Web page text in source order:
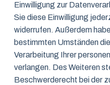
Einwilligung zur
Sie diese Einwilligung
widerrufen. Außerdem
bestimmten Umständen
Verarbeitung Ihrer
verlangen. Des Weiteren
Beschwerderecht bei der